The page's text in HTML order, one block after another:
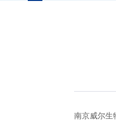
南京威尔生